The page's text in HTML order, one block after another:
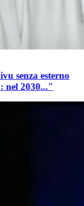
senza esterno
nel 2030..."